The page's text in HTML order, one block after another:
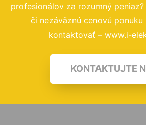
profesionálov za rozumný
či nezáväznú cenovú ponuku
kontaktovať – www.i-
KONTAKTUJTE